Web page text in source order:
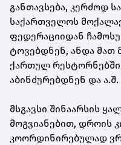
განთავსება, კერძოდ
საქართველოს
ფედერაციიდან
ტოვებდნენ, ანდა მათ
ქართულ რესტორნებში
აბინძურებდნენ და ა.შ.
მსგავსი შინაარსის
მოგვიანებით, დროის
კოორდინირებულად